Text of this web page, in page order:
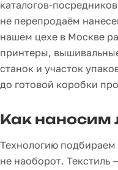
каталогов-
не перепродаём
нашем цехе в Москве
принтеры,
станок и участок
до готовой коробки
Как наносим
Технологию подбираем
не наоборот. Текстиль